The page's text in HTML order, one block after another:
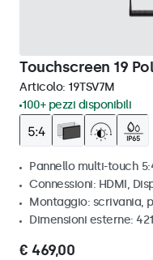
Touchscreen 19
Articolo: 19TSV7M
100+ pezzi disponibili
Pannello multi-touch
Connessioni: HDMI,
Montaggio: scrivania,
Dimensioni esterne:
€ 469,00